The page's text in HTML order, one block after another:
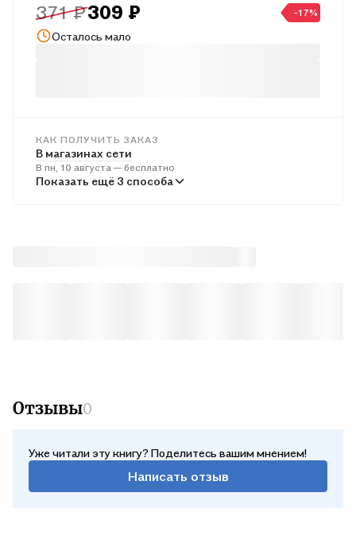
371 ₽309 ₽ -17%
Осталось мало
КАК ПОЛУЧИТЬ ЗАКАЗ
В магазинах сети
В пн, 10 августа — бесплатно
В пунктах выдачи
Показать ещё 3 способа
Отзывы0
Уже читали эту книгу? Поделитесь вашим мнением!
Написать отзыв